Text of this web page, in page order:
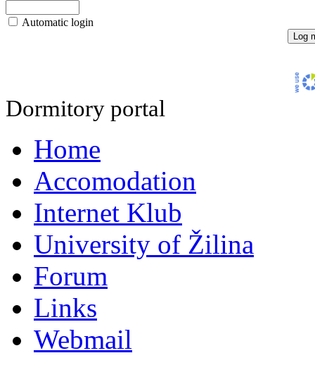
Automatic login
Dormitory portal
Home
Accomodation
Internet Klub
University of Žilina
Forum
Links
Webmail